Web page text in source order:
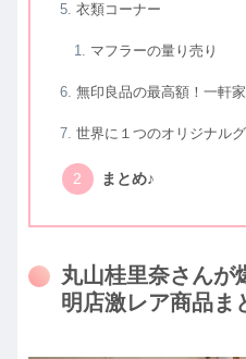
衣類コーナー
マフラーの量り売り
無印良品の最高額！一軒家
世界に１つのオリジナル
まとめ♪
丸山桂里奈さんが
明店激レア商品ま